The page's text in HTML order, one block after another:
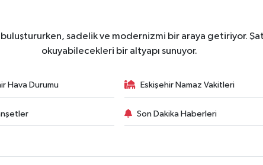
sadelik ve modernizmi bir araya getiriyor.
okuyabilecekleri bir altyapı sunuyor.
Hava Durumu Eskişehir Namaz Vakitleri
Son Dakika Haberleri